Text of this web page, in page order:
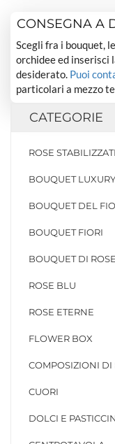
CONSEGNA A
Scegli fra i bouquet,
orchidee ed inserisci
desiderato. Puoi
particolari a mezzo
CATEGORIE
ROSE
BOUQUET LUXURY
BOUQUET DEL
BOUQUET FIORI
BOUQUET DI ROSE
ROSE BLU
ROSE ETERNE
FLOWER BOX
COMPOSIZIONI DI
CUORI
DOLCI E